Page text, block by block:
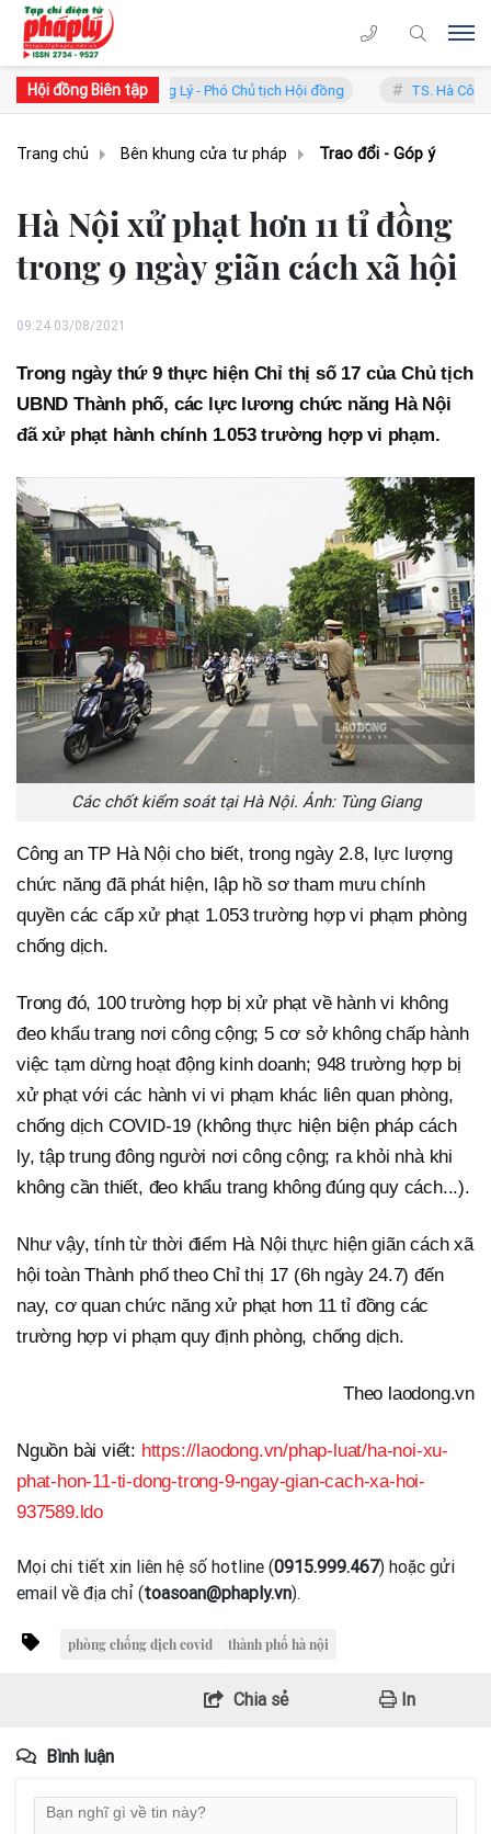
Hội đồng Biên tập
Phan Trung Lý - Phó Chủ tịch Hội đồng TS. Hà Công Anh Bảo -
Trang chủ Bên khung cửa tư pháp Trao đổi - Góp ý
Hà Nội xử phạt hơn 11 tỉ đồng
trong 9 ngày giãn cách xã hội
09:24 03/08/2021
Trong ngày thứ 9 thực hiện Chỉ thị số 17 của Chủ tịch
UBND Thành phố, các lực lương chức năng Hà Nội
đã xử phạt hành chính 1.053 trường hợp vi phạm.
Các chốt kiểm soát tại Hà Nội. Ảnh: Tùng Giang
Công an TP Hà Nội cho biết, trong ngày 2.8, lực lượng
chức năng đã phát hiện, lập hồ sơ tham mưu chính
quyền các cấp xử phạt 1.053 trường hợp vi phạm phòng
chống dịch.
Trong đó, 100 trường hợp bị xử phạt về hành vi không
đeo khẩu trang nơi công cộng; 5 cơ sở không chấp hành
việc tạm dừng hoạt động kinh doanh; 948 trường hợp bị
xử phạt với các hành vi vi phạm khác liên quan phòng,
chống dịch COVID-19 (không thực hiện biện pháp cách
ly, tập trung đông người nơi công cộng; ra khỏi nhà khi
không cần thiết, đeo khẩu trang không đúng quy cách...).
Như vậy, tính từ thời điểm Hà Nội thực hiện giãn cách xã
hội toàn Thành phố theo Chỉ thị 17 (6h ngày 24.7) đến
nay, cơ quan chức năng xử phạt hơn 11 tỉ đồng các
trường hợp vi phạm quy định phòng, chống dịch.
Theo laodong.vn
Nguồn bài viết: https://laodong.vn/phap-luat/ha-noi-xu-
phat-hon-11-ti-dong-trong-9-ngay-gian-cach-xa-hoi-
937589.ldo
Mọi chi tiết xin liên hệ số hotline (0915.999.467) hoặc gửi
email về địa chỉ (toasoan@phaply.vn).
phòng chống dịch covid thành phố hà nội
Chia sẻ In
Bình luận